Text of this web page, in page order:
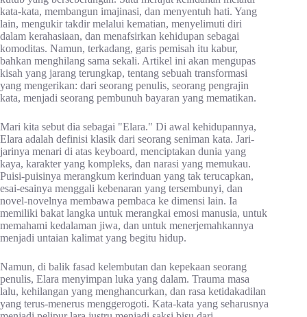
kata-kata, membangun imajinasi, dan menyentuh hati. Yang
lain, mengukir takdir melalui kematian, menyelimuti diri
dalam kerahasiaan, dan menafsirkan kehidupan sebagai
komoditas. Namun, terkadang, garis pemisah itu kabur,
bahkan menghilang sama sekali. Artikel ini akan mengupas
kisah yang jarang terungkap, tentang sebuah transformasi
yang mengerikan: dari seorang penulis, seorang pengrajin
kata, menjadi seorang pembunuh bayaran yang mematikan.
Mari kita sebut dia sebagai "Elara." Di awal kehidupannya,
Elara adalah definisi klasik dari seorang seniman kata. Jari-
jarinya menari di atas keyboard, menciptakan dunia yang
kaya, karakter yang kompleks, dan narasi yang memukau.
Puisi-puisinya merangkum kerinduan yang tak terucapkan,
esai-esainya menggali kebenaran yang tersembunyi, dan
novel-novelnya membawa pembaca ke dimensi lain. Ia
memiliki bakat langka untuk merangkai emosi manusia, untuk
memahami kedalaman jiwa, dan untuk menerjemahkannya
menjadi untaian kalimat yang begitu hidup.
Namun, di balik fasad kelembutan dan kepekaan seorang
penulis, Elara menyimpan luka yang dalam. Trauma masa
lalu, kehilangan yang menghancurkan, dan rasa ketidakadilan
yang terus-menerus menggerogoti. Kata-kata yang seharusnya